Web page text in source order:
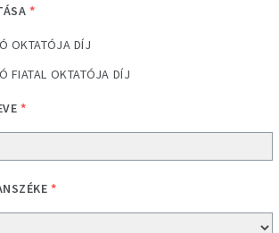
*
OKTATÓJA DÍJ
FIATAL OKTATÓJA DÍJ
*
*